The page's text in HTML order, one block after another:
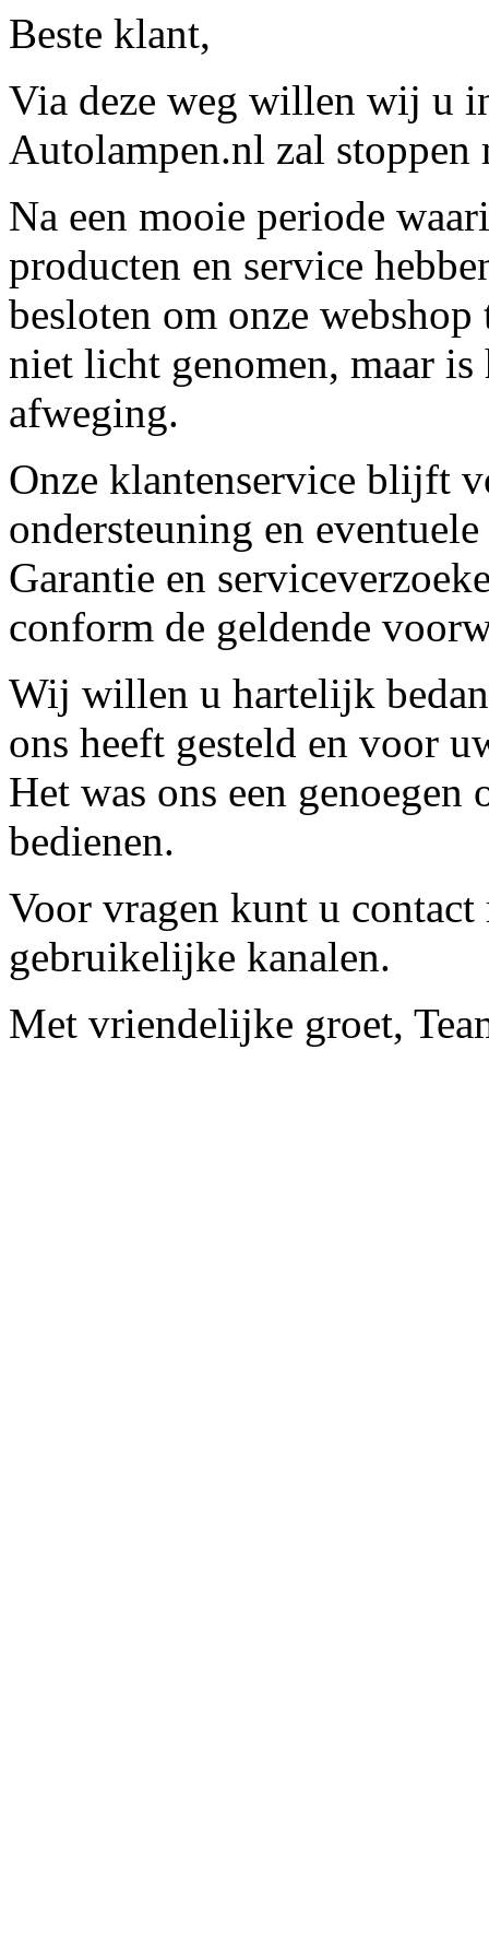
Beste klant,
Via deze weg willen wij u
Autolampen.nl zal stoppen
Na een mooie periode
producten en service
besloten om onze
niet licht genomen, maar
afweging.
Onze klantenservice blijft
ondersteuning en
Garantie en
conform de geldende
Wij willen u hartelijk
ons heeft gesteld en voor
Het was ons een
bedienen.
Voor vragen kunt u contact
gebruikelijke kanalen.
Met vriendelijke groet,